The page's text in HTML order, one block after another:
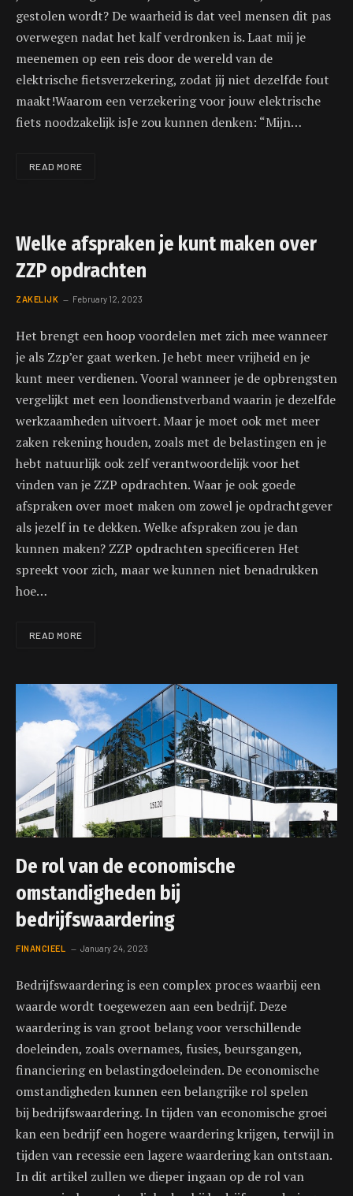
gestolen wordt? De waarheid is dat veel mensen dit pas
overwegen nadat het kalf verdronken is. Laat mij je
meenemen op een reis door de wereld van de
elektrische fietsverzekering, zodat jij niet dezelfde fout
maakt!Waarom een verzekering voor jouw elektrische
fiets noodzakelijk isJe zou kunnen denken: “Mijn…
READ MORE
Welke afspraken je kunt maken over
ZZP opdrachten
ZAKELIJK February 12, 2023
Het brengt een hoop voordelen met zich mee wanneer
je als Zzp’er gaat werken. Je hebt meer vrijheid en je
kunt meer verdienen. Vooral wanneer je de opbrengsten
vergelijkt met een loondienstverband waarin je dezelfde
werkzaamheden uitvoert. Maar je moet ook met meer
zaken rekening houden, zoals met de belastingen en je
hebt natuurlijk ook zelf verantwoordelijk voor het
vinden van je ZZP opdrachten. Waar je ook goede
afspraken over moet maken om zowel je opdrachtgever
als jezelf in te dekken. Welke afspraken zou je dan
kunnen maken? ZZP opdrachten specificeren Het
spreekt voor zich, maar we kunnen niet benadrukken
hoe…
READ MORE
De rol van de economische
omstandigheden bij
bedrijfswaardering
FINANCIEEL January 24, 2023
Bedrijfswaardering is een complex proces waarbij een
waarde wordt toegewezen aan een bedrijf. Deze
waardering is van groot belang voor verschillende
doeleinden, zoals overnames, fusies, beursgangen,
financiering en belastingdoeleinden. De economische
omstandigheden kunnen een belangrijke rol spelen
bij bedrijfswaardering. In tijden van economische groei
kan een bedrijf een hogere waardering krijgen, terwijl in
tijden van recessie een lagere waardering kan ontstaan.
In dit artikel zullen we dieper ingaan op de rol van